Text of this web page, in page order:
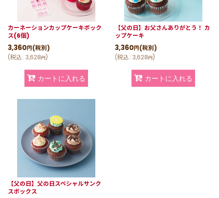
カーネーションカップケーキボック
ス(6個)
3,360 円(税別)
(税込: 3,628円)
カートに入れる
【父の日】お父さんありがとう！ カ
ップケーキ
3,360 円(税別)
(税込: 3,628円)
カートに入れる
【父の日】父の日スペシャルサンク
スボックス